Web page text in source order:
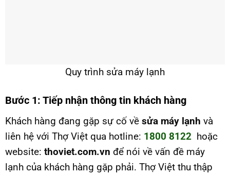
Quy trình sửa máy lạnh
Bước 1: Tiếp nhận thông tin khách hàng
Khách hàng đang gặp sự cố về sửa máy lạnh và
liên hệ với Thợ Việt qua hotline: 1800 8122 hoặc
website: thoviet.com.vn để nói về vấn đề máy
lạnh của khách hàng gặp phải. Thợ Việt thu thập